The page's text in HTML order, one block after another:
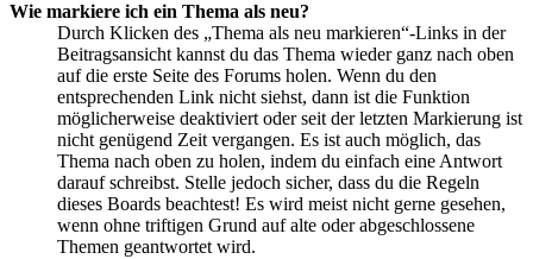
Wie markiere ich ein Thema als neu?
Durch Klicken des „Thema als neu markieren“-Links in der
Beitragsansicht kannst du das Thema wieder ganz nach oben
auf die erste Seite des Forums holen. Wenn du den
entsprechenden Link nicht siehst, dann ist die Funktion
möglicherweise deaktiviert oder seit der letzten Markierung ist
nicht genügend Zeit vergangen. Es ist auch möglich, das
Thema nach oben zu holen, indem du einfach eine Antwort
darauf schreibst. Stelle jedoch sicher, dass du die Regeln
dieses Boards beachtest! Es wird meist nicht gerne gesehen,
wenn ohne triftigen Grund auf alte oder abgeschlossene
Themen geantwortet wird.